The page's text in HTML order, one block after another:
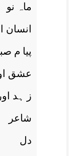
ماہ نو
انسان
پيا م
عشق
ز ہد
شاعر
دل